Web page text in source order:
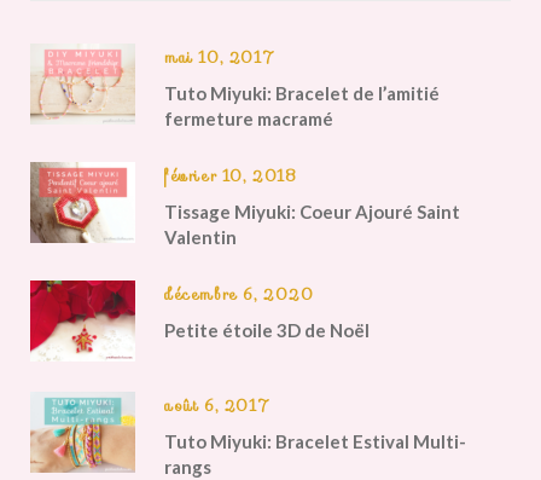
mai 10, 2017
Tuto Miyuki: Bracelet de l’amitié
fermeture macramé
février 10, 2018
Tissage Miyuki: Coeur Ajouré Saint
Valentin
décembre 6, 2020
Petite étoile 3D de Noël
août 6, 2017
Tuto Miyuki: Bracelet Estival Multi-
rangs